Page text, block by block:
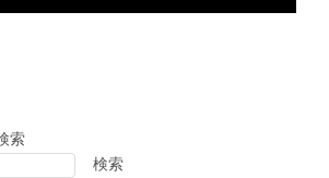
索
検索